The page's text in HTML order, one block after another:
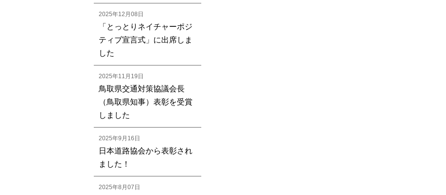
2025年12月08日
「とっとりネイチャーポジ
ティブ宣言式」に出席しま
した
2025年11月19日
鳥取県交通対策協議会長
（鳥取県知事）表彰を受賞
しました
2025年9月16日
日本道路協会から表彰され
ました！
2025年8月07日